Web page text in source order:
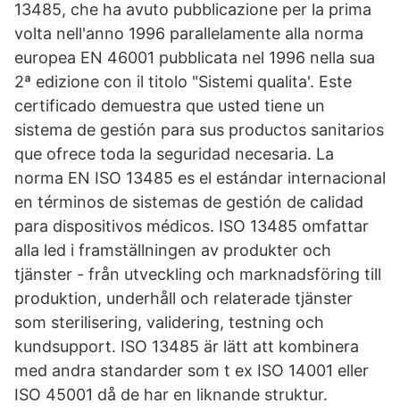
13485, che ha avuto pubblicazione per la prima
volta nell'anno 1996 parallelamente alla norma
europea EN 46001 pubblicata nel 1996 nella sua
2ª edizione con il titolo "Sistemi qualita'. Este
certificado demuestra que usted tiene un
sistema de gestión para sus productos sanitarios
que ofrece toda la seguridad necesaria. La
norma EN ISO 13485 es el estándar internacional
en términos de sistemas de gestión de calidad
para dispositivos médicos. ISO 13485 omfattar
alla led i framställningen av produkter och
tjänster - från utveckling och marknadsföring till
produktion, underhåll och relaterade tjänster
som sterilisering, validering, testning och
kundsupport. ISO 13485 är lätt att kombinera
med andra standarder som t ex ISO 14001 eller
ISO 45001 då de har en liknande struktur.